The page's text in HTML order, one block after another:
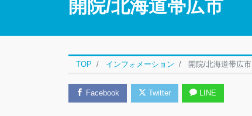
開院/北海道帯広市
TOP インフォメーション 開院/北海道帯広市
Facebook Twitter LINE